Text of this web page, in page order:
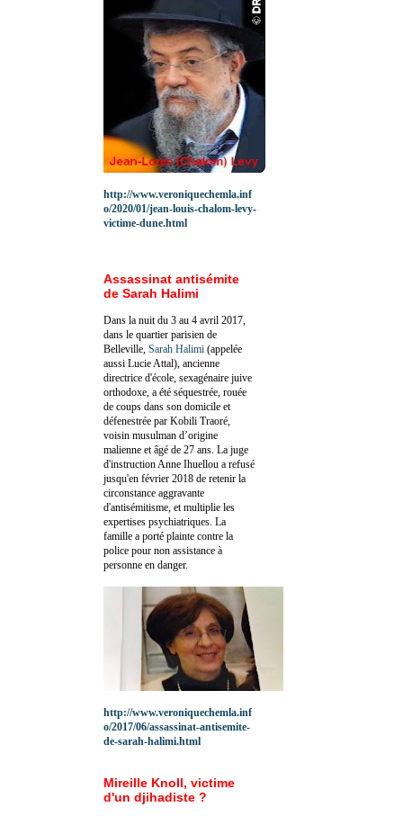
http://www.veroniquechemla.inf
o/2020/01/jean-louis-chalom-levy-
victime-dune.html
Assassinat antisémite
de Sarah Halimi
Dans la nuit du 3 au 4 avril 2017,
dans le quartier parisien de
Belleville, Sarah Halimi (appelée
aussi Lucie Attal), ancienne
directrice d'école, sexagénaire juive
orthodoxe, a été séquestrée, rouée
de coups dans son domicile et
défenestrée par Kobili Traoré,
voisin musulman d’origine
malienne et âgé de 27 ans. La juge
d'instruction Anne Ihuellou a refusé
jusqu'en février 2018 de retenir la
circonstance aggravante
d'antisémitisme, et multiplie les
expertises psychiatriques. La
famille a porté plainte contre la
police pour non assistance à
personne en danger.
http://www.veroniquechemla.inf
o/2017/06/assassinat-antisemite-
de-sarah-halimi.html
Mireille Knoll, victime
d'un djihadiste ?